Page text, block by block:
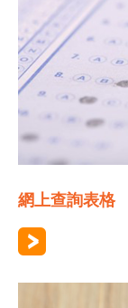
網上查詢表格